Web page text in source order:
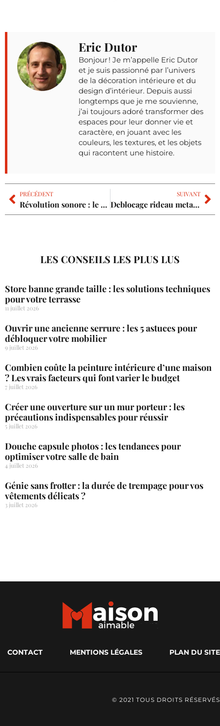
Eric Dutor
Bonjour ! Je m’appelle Eric Dutor
et je suis passionné par l’univers
de la décoration intérieure et du
design d’intérieur. Depuis aussi
longtemps que je me souvienne,
j’ai toujours adoré transformer des
espaces pour leur donner vie et
caractère, en jouant avec les
couleurs, les textures, et les objets
qui racontent une histoire.
PRÉCÉDENT
Révolution sonore : le placo-phonique transforme votre intérieur en havre de paix
SUIVANT
Deblocage rideau metallique
LES CONSEILS LES PLUS LUS
Store banne grande taille : les solutions techniques
pour votre terrasse
11 juillet 2026
Ouvrir une ancienne serrure : les 5 astuces pour
débloquer votre mobilier
9 juillet 2026
Combien coûte la peinture intérieure d’une maison
? Les vrais facteurs qui font varier le budget
7 juillet 2026
Créer une ouverture sur un mur porteur : les
précautions indispensables pour réussir
5 juillet 2026
Douche capsule photos : les tendances pour
optimiser votre salle de bain
4 juillet 2026
Génie sans frotter : la durée de trempage pour vos
vêtements délicats ?
3 juillet 2026
CONTACT MENTIONS LÉGALES PLAN DU SITE
© 2021 TOUS DROITS RÉSERVÉS